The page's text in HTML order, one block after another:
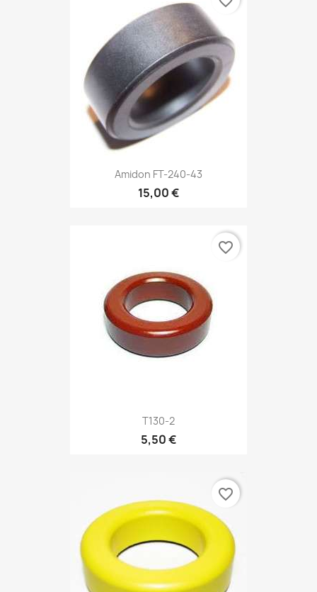
Amidon FT-240-43
15,00 €
T130-2
5,50 €
favorite_border
favorite_border